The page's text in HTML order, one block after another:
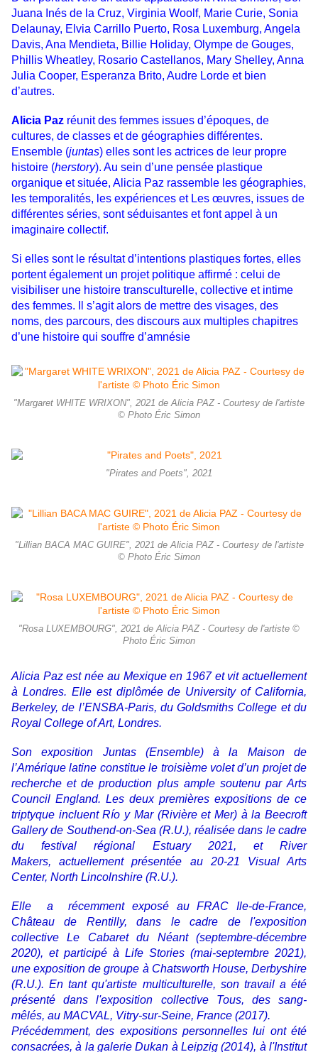
Juana Inés de la Cruz, Virginia Woolf, Marie Curie, Sonia
Delaunay, Elvia Carrillo Puerto, Rosa Luxemburg, Angela
Davis, Ana Mendieta, Billie Holiday, Olympe de Gouges,
Phillis Wheatley, Rosario Castellanos, Mary Shelley, Anna
Julia Cooper, Esperanza Brito, Audre Lorde et bien
d’autres.
Alicia Paz réunit des femmes issues d’époques, de
cultures, de classes et de géographies différentes.
Ensemble (juntas) elles sont les actrices de leur propre
histoire (herstory). Au sein d’une pensée plastique
organique et située, Alicia Paz rassemble les géographies,
les temporalités, les expériences et Les œuvres, issues de
différentes séries, sont séduisantes et font appel à un
imaginaire collectif.
Si elles sont le résultat d’intentions plastiques fortes, elles
portent également un projet politique affirmé : celui de
visibiliser une histoire transculturelle, collective et intime
des femmes. Il s’agit alors de mettre des visages, des
noms, des parcours, des discours aux multiples chapitres
d’une histoire qui souffre d’amnésie
"Margaret WHITE WRIXON", 2021 de Alicia PAZ - Courtesy de l'artiste
© Photo Éric Simon
"Pirates and Poets", 2021
"Lillian BACA MAC GUIRE", 2021 de Alicia PAZ - Courtesy de l'artiste
© Photo Éric Simon
"Rosa LUXEMBOURG", 2021 de Alicia PAZ - Courtesy de l'artiste ©
Photo Éric Simon
Alicia Pazest née au Mexique en 1967 et vit actuellement
à Londres. Elle est diplômée de University of California,
Berkeley, de l’ENSBA-Paris, du Goldsmiths College et du
Royal College of Art, Londres.
Son exposition Juntas (Ensemble)à la Maison de
l’Amérique latine constituele troisièmevolet d’un projet de
recherche et de production plus ample soutenu par Arts
Council England. Les deux premières expositions de ce
triptyque incluentRío y Mar (Rivière et Mer) à la Beecroft
Gallery de Southend-on-Sea (R.U.), réalisée dans le cadre
du festival régional Estuary 2021, etRiver
Makers, actuellement présentée au 20-21 Visual Arts
Center, North Lincolnshire (R.U.).
Elle a récemment exposé au FRAC Ile-de-France,
Château de Rentilly, dans le cadre de l'exposition
collectiveLe Cabaret du Néant(septembre-décembre
2020), et participé à Life Stories (mai-septembre 2021),
une exposition de groupe à Chatsworth House, Derbyshire
(R.U.). En tant qu'artiste multiculturelle, son travail a été
présenté dans l'exposition collective Tous, des sang-
mêlés, au MACVAL, Vitry-sur-Seine, France (2017).
Précédemment, des expositions personnelles lui ont été
consacrées, à la galerie Dukan à Leipzig (2014), à l'Institut